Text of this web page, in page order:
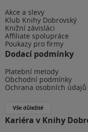
Akce a slevy
Klub Knihy Dobrovský
Knižní závisláci
Affiliate spolupráce
Poukazy pro firmy
Dodací podmínky
Platební metody
Obchodní podmínky
Ochrana osobních údajů
Vše důležité
Kariéra v Knihy